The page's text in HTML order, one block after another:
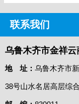
联系我们
乌鲁木齐市金祥云
地 址： 乌鲁木齐市
38号山水名居高层综